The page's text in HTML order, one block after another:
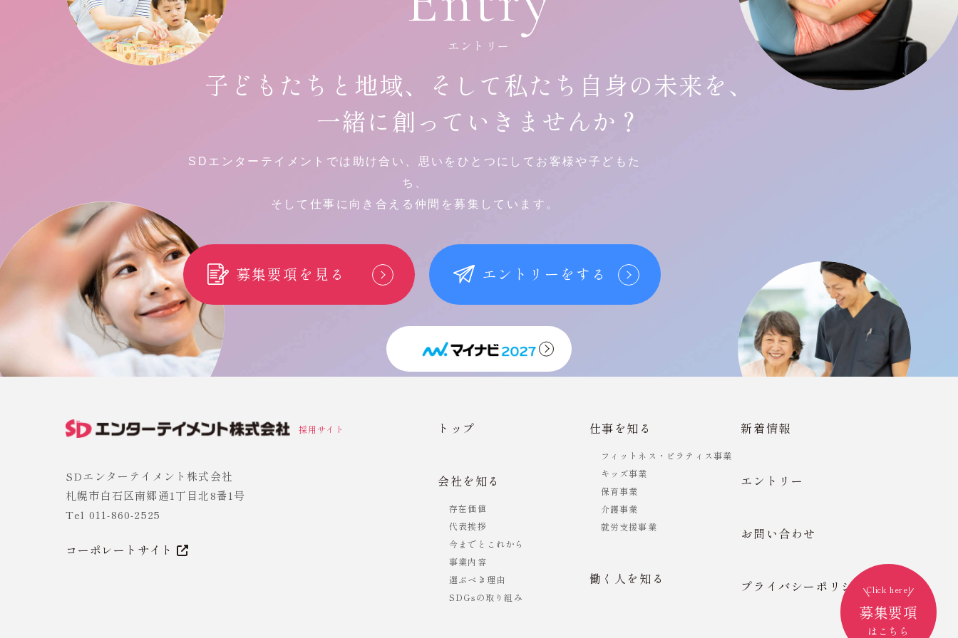
Click here!
募集要項
はこちら
エントリー
子どもたちと地域、
そして私たち自身の未来を、
一緒に創っていきませんか？
SDエンターテイメントでは助け合い、思いをひとつにしてお客様や子どもた
ち、
そして仕事に向き合える仲間を募集しています。
募集要項を見る エントリーをする
採用サイト
SDエンターテイメント株式会社
札幌市白石区南郷通1丁目北8番1号
Tel 011-860-2525
コーポレートサイト
トップ
会社を知る
存在価値
代表挨拶
今までとこれから
事業内容
選ぶべき理由
SDGsの取り組み
仕事を知る
フィットネス・ピラティス事業
キッズ事業
保育事業
介護事業
就労支援事業
働く人を知る
新着情報
エントリー
お問い合わせ
プライバシーポリシー